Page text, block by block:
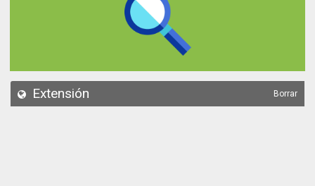
API
Extensión Borrar